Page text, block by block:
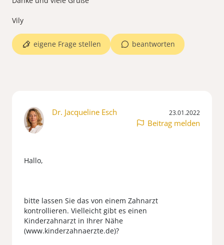
beantworten
eigene Frage stellen
Dr. Jacqueline Esch 23.01.2022
Beitrag melden
Hallo,
bitte lassen Sie das von einem Zahnarzt
kontrollieren. Vielleicht gibt es einen
Kinderzahnarzt in Ihrer Nähe
(www.kinderzahnaerzte.de)?